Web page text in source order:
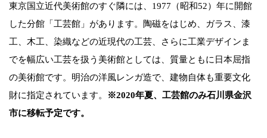
東京国立近代美術館のすぐ隣には、1977（昭和52）年に開館
した分館「工芸館」があります。陶磁をはじめ、ガラス、漆
工、木工、染織などの近現代の工芸、さらに工業デザインま
でを幅広い工芸を扱う美術館としては、質量ともに日本屈指
の美術館です。明治の洋風レンガ造で、建物自体も重要文化
財に指定されています。
※2020年夏、工芸館のみ石川県金沢
市に移転予定です。